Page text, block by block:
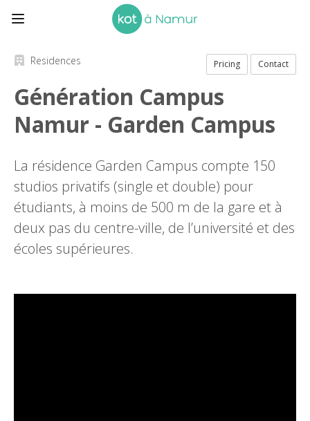
Pricing Contact
Residences
Génération Campus
Namur - Garden Campus
La résidence Garden Campus compte 150
studios privatifs (single et double) pour
étudiants, à moins de 500 m de la gare et à
deux pas du centre-ville, de l’université et des
écoles supérieures.